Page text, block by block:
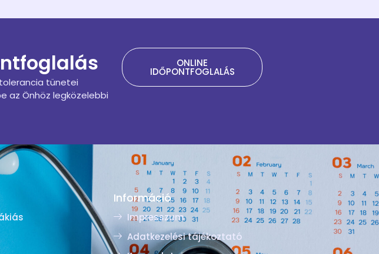
tünetei
az Önhöz legközelebbi
ONLINE
IDŐPONTFOGLALÁS
Információ
Impresszum
Adatkezelési tájékoztató